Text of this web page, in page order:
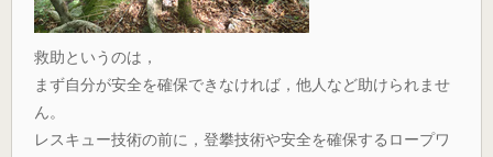
救助というのは，
まず自分が安全を確保できなければ，他人など助けられませ
ん。
レスキュー技術の前に，登攀技術や安全を確保するロープワ